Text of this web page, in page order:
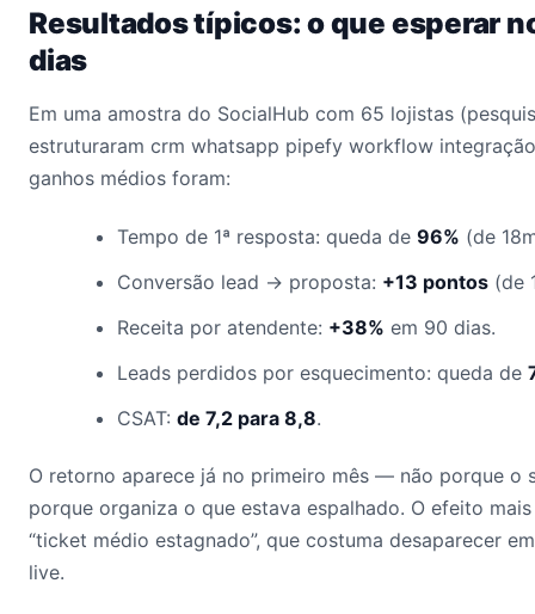
Resultados típicos: o que esperar
dias
Em uma amostra do SocialHub com 65 lojistas
estruturaram crm whatsapp pipefy workflow
ganhos médios foram:
Tempo de 1ª resposta: queda de 96% (de
Conversão lead → proposta: +13 pontos (de
Receita por atendente: +38% em 90 dias.
Leads perdidos por esquecimento: queda de
CSAT: de 7,2 para 8,8.
O retorno aparece já no primeiro mês — não porque o
porque organiza o que estava espalhado. O efeito
“ticket médio estagnado”, que costuma desaparecer
live.